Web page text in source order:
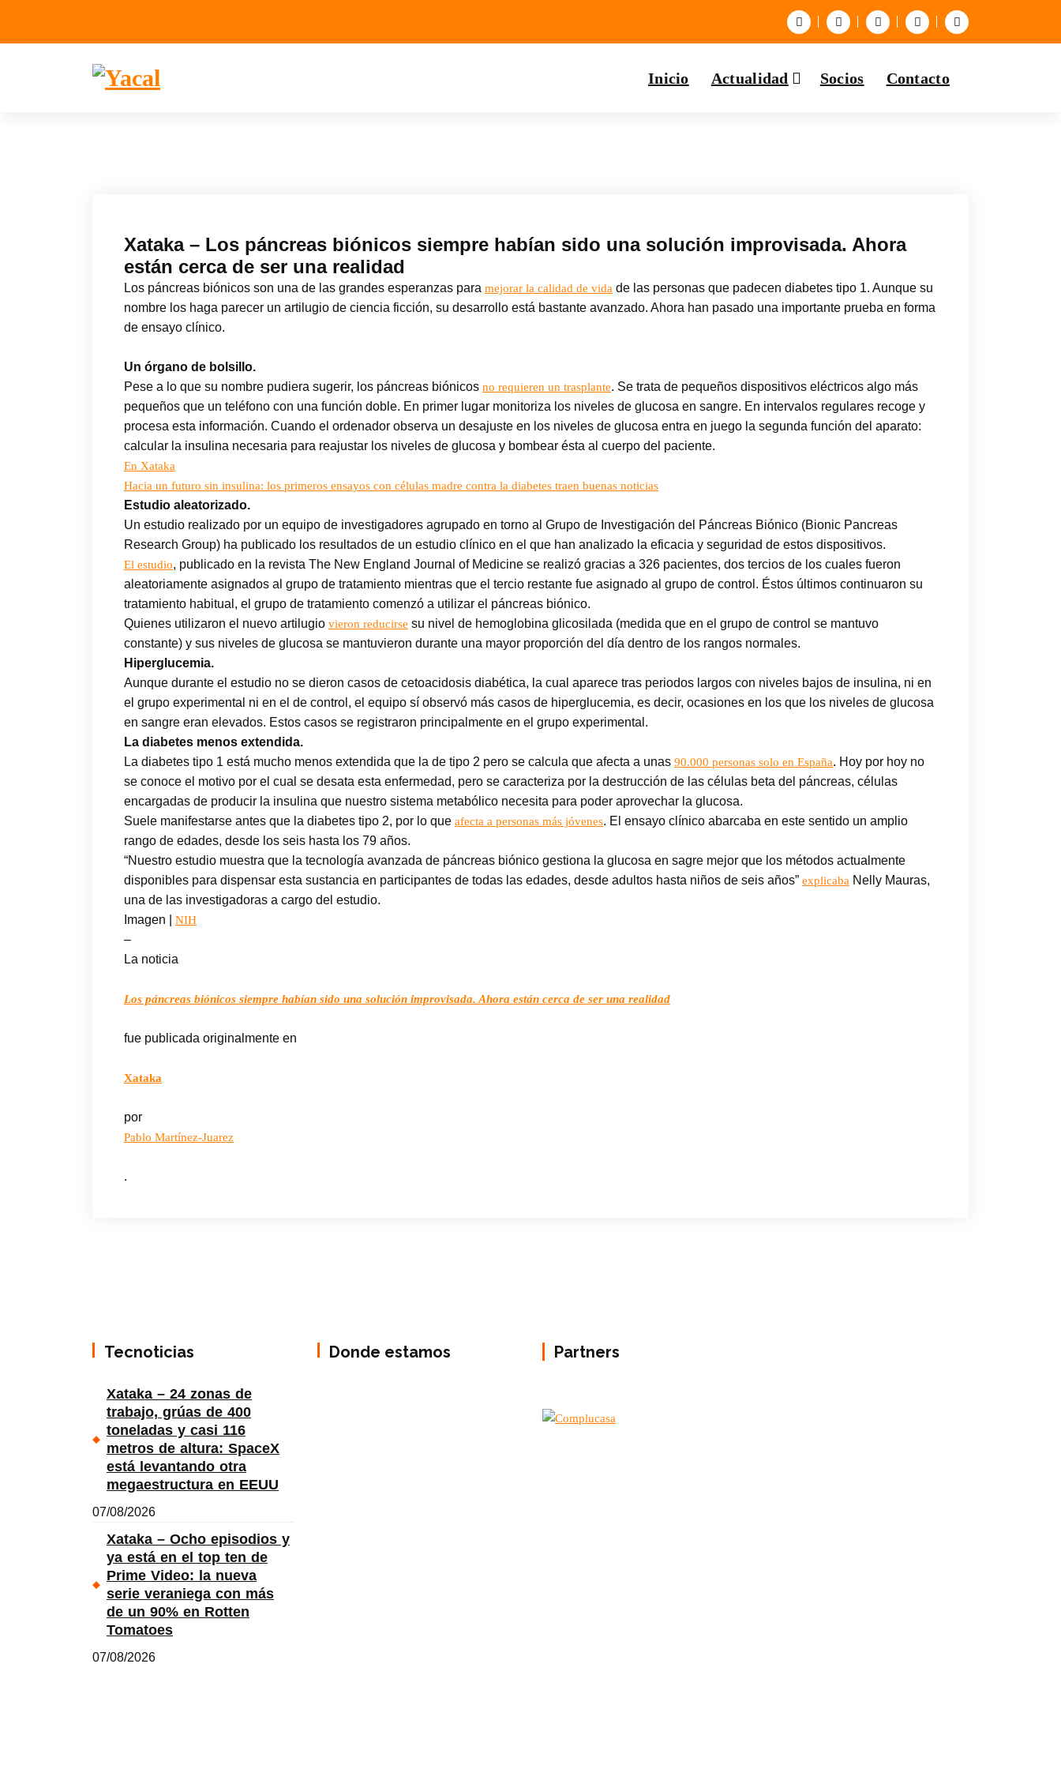
Inicio Actualidad Socios Contacto
Xataka – Los páncreas biónicos siempre habían sido una solución improvisada. Ahora
están cerca de ser una realidad
Los páncreas biónicos son una de las grandes esperanzas para mejorar la calidad de vida de las personas que padecen diabetes tipo 1. Aunque su
nombre los haga parecer un artilugio de ciencia ficción, su desarrollo está bastante avanzado. Ahora han pasado una importante prueba en forma
de ensayo clínico.
Un órgano de bolsillo.
Pese a lo que su nombre pudiera sugerir, los páncreas biónicos no requieren un trasplante. Se trata de pequeños dispositivos eléctricos algo más
pequeños que un teléfono con una función doble. En primer lugar monitoriza los niveles de glucosa en sangre. En intervalos regulares recoge y
procesa esta información. Cuando el ordenador observa un desajuste en los niveles de glucosa entra en juego la segunda función del aparato:
calcular la insulina necesaria para reajustar los niveles de glucosa y bombear ésta al cuerpo del paciente.
En Xataka
Hacia un futuro sin insulina: los primeros ensayos con células madre contra la diabetes traen buenas noticias
Estudio aleatorizado.
Un estudio realizado por un equipo de investigadores agrupado en torno al Grupo de Investigación del Páncreas Biónico (Bionic Pancreas
Research Group) ha publicado los resultados de un estudio clínico en el que han analizado la eficacia y seguridad de estos dispositivos.
El estudio, publicado en la revista The New England Journal of Medicine se realizó gracias a 326 pacientes, dos tercios de los cuales fueron
aleatoriamente asignados al grupo de tratamiento mientras que el tercio restante fue asignado al grupo de control. Éstos últimos continuaron su
tratamiento habitual, el grupo de tratamiento comenzó a utilizar el páncreas biónico.
Quienes utilizaron el nuevo artilugio vieron reducirse su nivel de hemoglobina glicosilada (medida que en el grupo de control se mantuvo
constante) y sus niveles de glucosa se mantuvieron durante una mayor proporción del día dentro de los rangos normales.
Hiperglucemia.
Aunque durante el estudio no se dieron casos de cetoacidosis diabética, la cual aparece tras periodos largos con niveles bajos de insulina, ni en
el grupo experimental ni en el de control, el equipo sí observó más casos de hiperglucemia, es decir, ocasiones en los que los niveles de glucosa
en sangre eran elevados. Estos casos se registraron principalmente en el grupo experimental.
La diabetes menos extendida.
La diabetes tipo 1 está mucho menos extendida que la de tipo 2 pero se calcula que afecta a unas 90.000 personas solo en España. Hoy por hoy no
se conoce el motivo por el cual se desata esta enfermedad, pero se caracteriza por la destrucción de las células beta del páncreas, células
encargadas de producir la insulina que nuestro sistema metabólico necesita para poder aprovechar la glucosa.
Suele manifestarse antes que la diabetes tipo 2, por lo que afecta a personas más jóvenes. El ensayo clínico abarcaba en este sentido un amplio
rango de edades, desde los seis hasta los 79 años.
“Nuestro estudio muestra que la tecnología avanzada de páncreas biónico gestiona la glucosa en sagre mejor que los métodos actualmente
disponibles para dispensar esta sustancia en participantes de todas las edades, desde adultos hasta niños de seis años” explicaba Nelly Mauras,
una de las investigadoras a cargo del estudio.
Imagen | NIH
–
La noticia
Los páncreas biónicos siempre habían sido una solución improvisada. Ahora están cerca de ser una realidad
fue publicada originalmente en
Xataka
por
Pablo Martínez-Juarez
.
Tecnoticias
Xataka – 24 zonas de
trabajo, grúas de 400
toneladas y casi 116
metros de altura: SpaceX
está levantando otra
megaestructura en EEUU
07/08/2026
Xataka – Ocho episodios y
ya está en el top ten de
Prime Video: la nueva
serie veraniega con más
de un 90% en Rotten
Tomatoes
07/08/2026
Donde estamos Partners